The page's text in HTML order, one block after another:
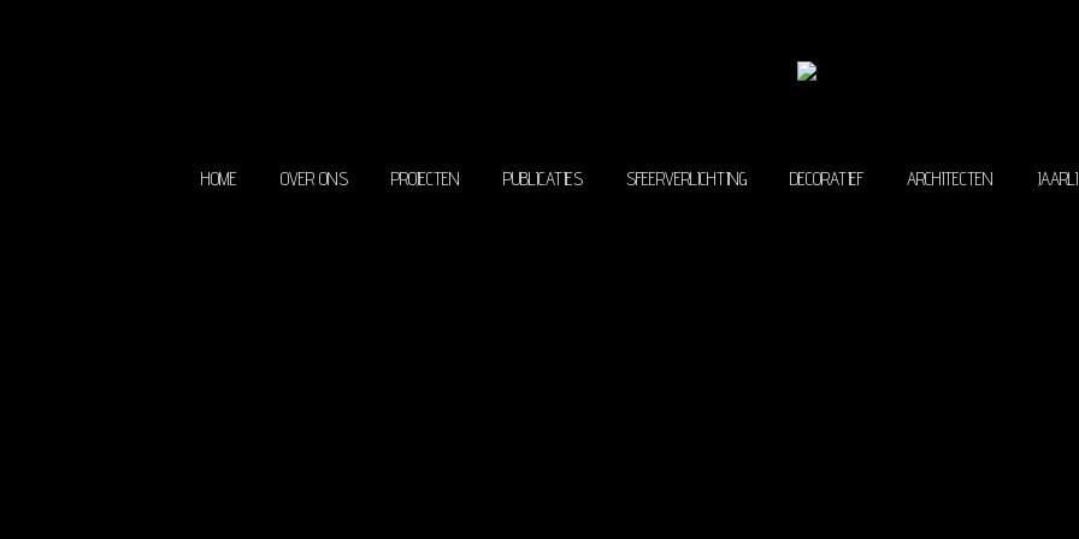
HOME OVER ONS PROJECTEN PUBLICATIES SFEERVERLICHTING DECORATIEF ARCHITECTEN